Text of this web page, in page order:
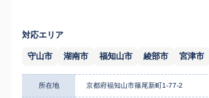
対応エリア
守山市 湖南市 福知山市 綾部市 宮津市
所在地 京都府福知山市篠尾新町1-77-2